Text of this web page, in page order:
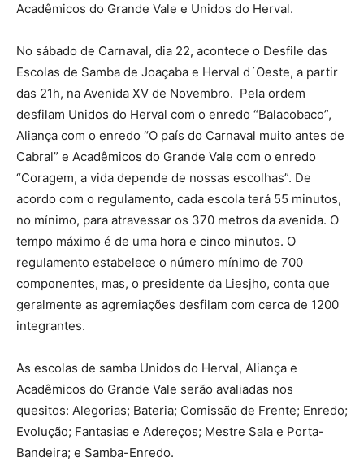
Acadêmicos do Grande Vale e Unidos do Herval.
No sábado de Carnaval, dia 22, acontece o Desfile das
Escolas de Samba de Joaçaba e Herval d´Oeste, a partir
das 21h, na Avenida XV de Novembro. Pela ordem
desfilam Unidos do Herval com o enredo “Balacobaco”,
Aliança com o enredo “O país do Carnaval muito antes de
Cabral” e Acadêmicos do Grande Vale com o enredo
“Coragem, a vida depende de nossas escolhas”. De
acordo com o regulamento, cada escola terá 55 minutos,
no mínimo, para atravessar os 370 metros da avenida. O
tempo máximo é de uma hora e cinco minutos. O
regulamento estabelece o número mínimo de 700
componentes, mas, o presidente da Liesjho, conta que
geralmente as agremiações desfilam com cerca de 1200
integrantes.
As escolas de samba Unidos do Herval, Aliança e
Acadêmicos do Grande Vale serão avaliadas nos
quesitos: Alegorias; Bateria; Comissão de Frente; Enredo;
Evolução; Fantasias e Adereços; Mestre Sala e Porta-
Bandeira; e Samba-Enredo.